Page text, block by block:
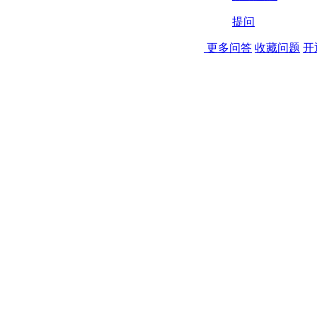
提问
更多问答 收藏问题 开